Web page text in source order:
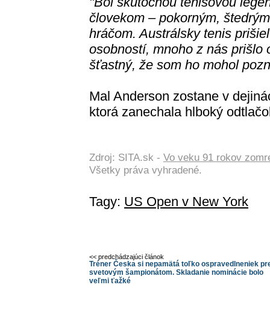
človekom – pokorným,
hráčom. Austrálsky tenis
osobností, mnoho z nás prišlo
šťastný, že som ho mohol
Mal Anderson zostane v
ktorá zanechala hlboký
Zdroj: SITA.sk - Vo veku 91 rokov
Všetky práva vyhradené.
Tagy: US Open v New York
<< predchádzajúci článok
Tréner Česka si nepamätá toľko ospravedlneniek
svetovým šampionátom. Skladanie nominácie bolo
veľmi ťažké